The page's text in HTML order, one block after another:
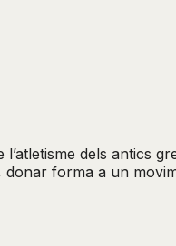
dels antics
donar forma a un